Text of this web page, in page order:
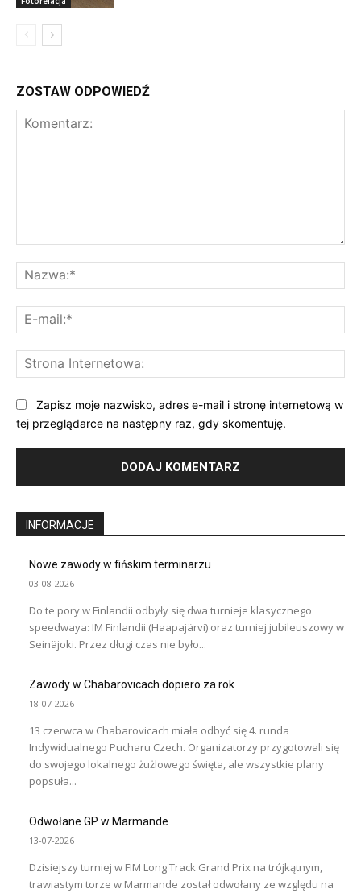
ZOSTAW ODPOWIEDŹ
Zapisz moje nazwisko, adres e-mail i stronę internetową w
tej przeglądarce na następny raz, gdy skomentuję.
INFORMACJE
Nowe zawody w fińskim terminarzu
03-08-2026
Do te pory w Finlandii odbyły się dwa turnieje klasycznego
speedwaya: IM Finlandii (Haapajärvi) oraz turniej jubileuszowy w
Seinäjoki. Przez długi czas nie było...
Zawody w Chabarovicach dopiero za rok
18-07-2026
13 czerwca w Chabarovicach miała odbyć się 4. runda
Indywidualnego Pucharu Czech. Organizatorzy przygotowali się
do swojego lokalnego żużlowego święta, ale wszystkie plany
popsuła...
Odwołane GP w Marmande
13-07-2026
Dzisiejszy turniej w FIM Long Track Grand Prix na trójkątnym,
trawiastym torze w Marmande został odwołany ze względu na